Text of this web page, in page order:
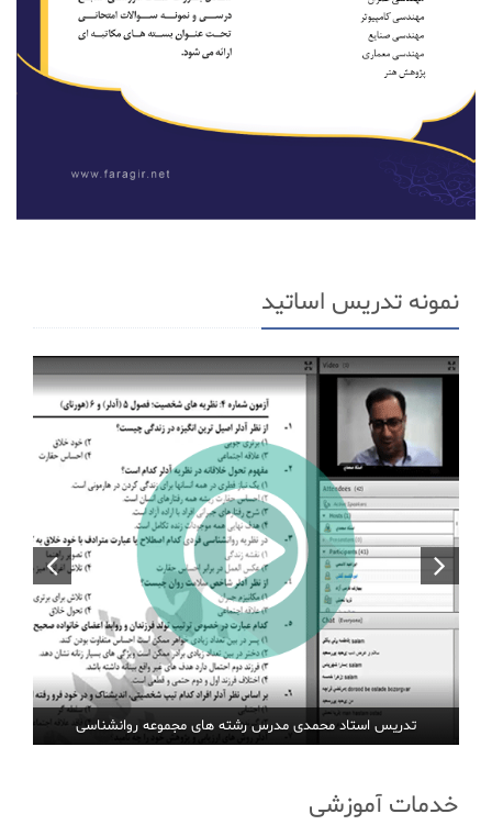
نمونه تدریس اساتید
تدریس استاد محمدی مدرس رشته های مجموعه روانشناسی
خدمات آموزشی